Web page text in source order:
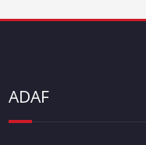
ADAF